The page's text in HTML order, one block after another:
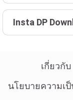
Insta DP
เกี่ยวกับ
นโยบายความเ